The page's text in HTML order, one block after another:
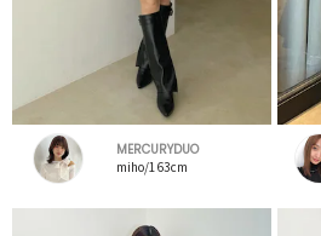
MERCURYDUO
miho/163cm